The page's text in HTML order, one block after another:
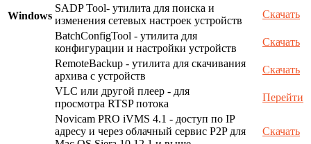
Windows
SADP Tool- утилита для поиска и
изменения сетевых настроек устройств
Скачать
BatchConfigTool - утилита для
конфигурации и настройки устройств
Скачать
RemoteBackup - утилита для скачивания
архива с устройств
Скачать
VLC или другой плеер - для
просмотра RTSP потока
Перейти
Novicam PRO iVMS 4.1 - доступ по IP
адресу и через облачный сервис P2P для
Скачать